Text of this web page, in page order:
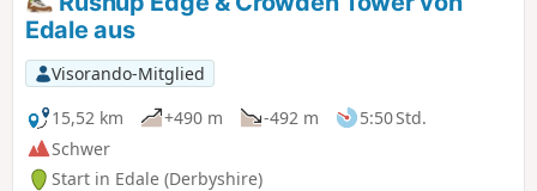
Edale aus
Visorando-Mitglied
15,52 km
+490 m -492 m
5:50 Std.
Schwer
Start in Edale (Derbyshire)